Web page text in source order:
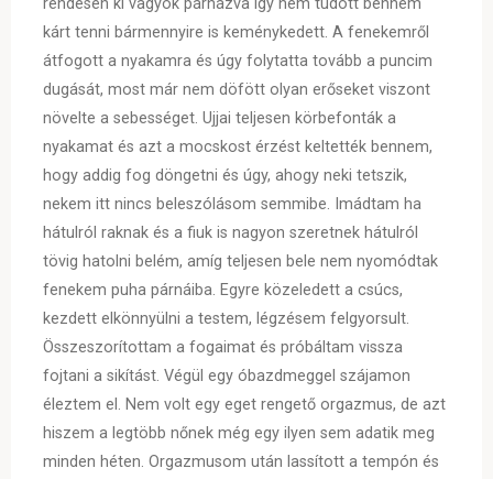
kárt tenni bármennyire is keménykedett. A fenekemről
átfogott a nyakamra és úgy folytatta tovább a puncim
dugását, most már nem döfött olyan erőseket viszont
növelte a sebességet. Ujjai teljesen körbefonták a
nyakamat és azt a mocskost érzést keltették bennem,
hogy addig fog döngetni és úgy, ahogy neki tetszik,
nekem itt nincs beleszólásom semmibe. Imádtam ha
hátulról raknak és a fiuk is nagyon szeretnek hátulról
tövig hatolni belém, amíg teljesen bele nem nyomódtak
fenekem puha párnáiba. Egyre közeledett a csúcs,
kezdett elkönnyülni a testem, légzésem felgyorsult.
Összeszorítottam a fogaimat és próbáltam vissza
fojtani a sikítást. Végül egy óbazdmeggel szájamon
éleztem el. Nem volt egy eget rengető orgazmus, de azt
hiszem a legtöbb nőnek még egy ilyen sem adatik meg
minden héten. Orgazmusom után lassított a tempón és